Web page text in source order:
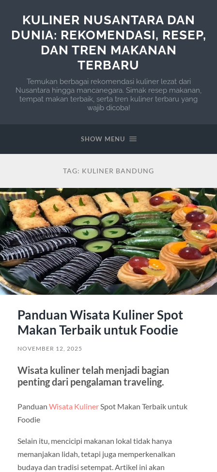
KULINER NUSANTARA DAN
DUNIA: REKOMENDASI, RESEP,
DAN TREN MAKANAN
TERBARU
Temukan berbagai rekomendasi kuliner lezat dari
Nusantara hingga mancanegara. Simak resep makanan,
tempat makan terbaik, serta tren kuliner terbaru yang
wajib dicoba!
SHOW MENU
TAG: KULINER BANDUNG
Panduan Wisata Kuliner Spot
Makan Terbaik untuk Foodie
NOVEMBER 12, 2025
Wisata kuliner telah menjadi bagian
penting dari pengalaman traveling.
Panduan Wisata KulinerSpot Makan Terbaik untuk
Foodie
Selain itu, mencicipi makanan lokal tidak hanya
memanjakan lidah, tetapi juga memperkenalkan
budaya dan tradisi setempat. Artikel ini akan